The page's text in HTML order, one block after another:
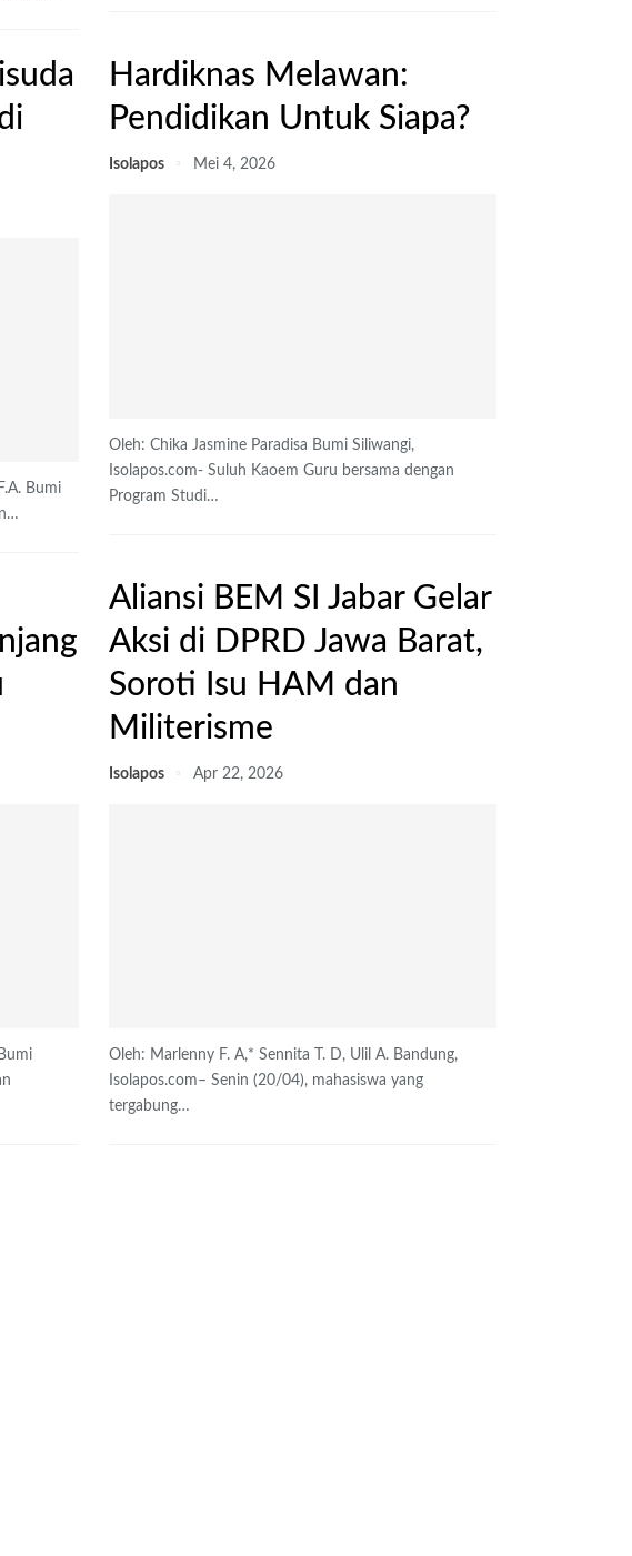
Bumi
…
Hardiknas Melawan:
Pendidikan Untuk Siapa?
Isolapos Mei 4, 2026
Oleh: Chika Jasmine Paradisa Bumi Siliwangi,
Isolapos.com- Suluh Kaoem Guru bersama dengan
Program Studi…
Bumi
Aliansi BEM SI Jabar Gelar
Aksi di DPRD Jawa Barat,
Soroti Isu HAM dan
Militerisme
Isolapos Apr 22, 2026
Oleh: Marlenny F. A,* Sennita T. D, Ulil A. Bandung,
Isolapos.com– Senin (20/04), mahasiswa yang
tergabung…